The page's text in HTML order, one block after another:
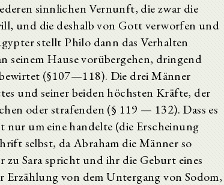
sinnlichen Vernunft, die zwar die
und die deshalb von Gott verworfen und
stellt Philo dann das Verhalten
seinem Hause vorübergehen, dringend
(§107—118). Die drei Männer
und seiner beiden höchsten Kräfte, der
oder strafenden (§ 119 — 132). Dass es
nur um eine handelte (die Erscheinung
selbst, da Abraham die Männer so
zu Sara spricht und ihr die Geburt eines
Erzählung von dem Untergang von Sodom,